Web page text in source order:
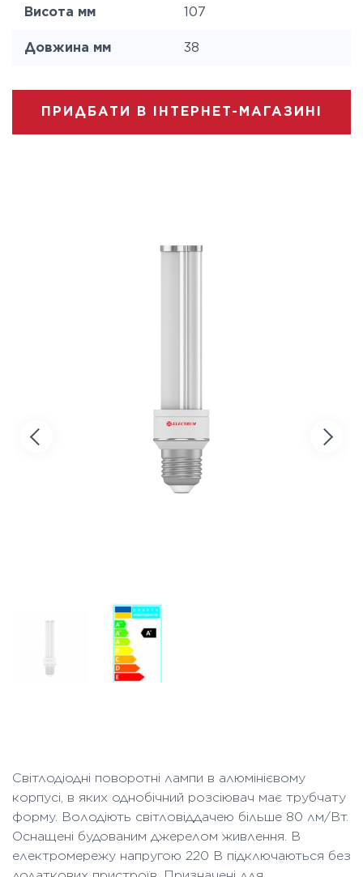
Висота мм 107
Довжина мм 38
ПРИДБАТИ В ІНТЕРНЕТ-МАГАЗИНІ
Світлодіодні поворотні лампи в алюмінієвому
корпусі, в яких однобічний розсіювач має трубчату
форму. Володіють світловіддачею більше 80 лм/Вт.
Оснащені будованим джерелом живлення. В
електромережу напругою 220 В підключаються без